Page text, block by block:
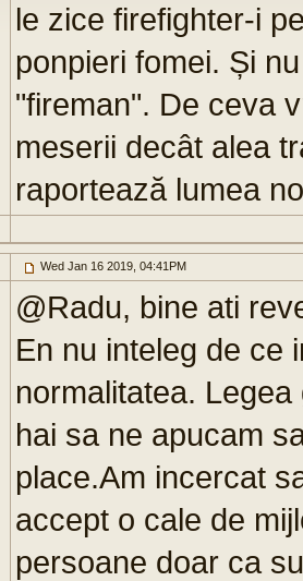
le zice firefighter-i
ponpieri fomei. Și
"fireman". De ceva
meserii decât alea
raportează lumea
Wed Jan 16 2019, 04:41PM
@Radu, bine ati
En nu inteleg de ce
normalitatea.
hai sa ne apucam
place.Am incercat
accept o cale de
persoane doar ca